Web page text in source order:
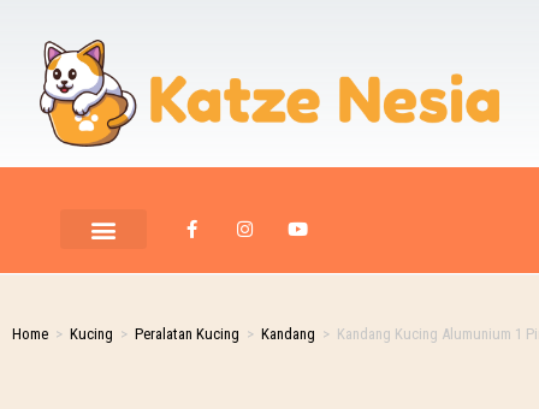
Home > Kucing > Peralatan Kucing > Kandang > Kandang Kucing Alumunium 1